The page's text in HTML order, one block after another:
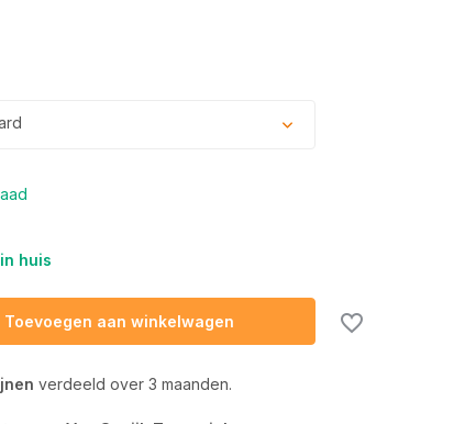
huis
Toevoegen aan winkelwagen
verdeeld over 3 maanden.